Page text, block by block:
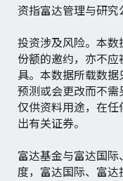
资指富达管理与研究
投资涉及风险。本数
份额的邀约，亦不
具。本数据所载数
预测或会更改而不需
仅供资料用途，在任
出有关证券。
富达基金与富达国际
度，富达国际、富达